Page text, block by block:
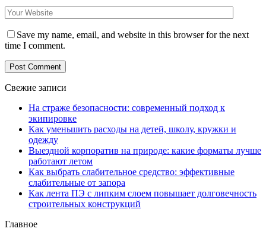
Save my name, email, and website in this browser for the next
time I comment.
Свежие записи
На страже безопасности: современный подход к
экипировке
Как уменьшить расходы на детей, школу, кружки и
одежду
Выездной корпоратив на природе: какие форматы лучше
работают летом
Как выбрать слабительное средство: эффективные
слабительные от запора
Как лента ПЭ с липким слоем повышает долговечность
строительных конструкций
Главное